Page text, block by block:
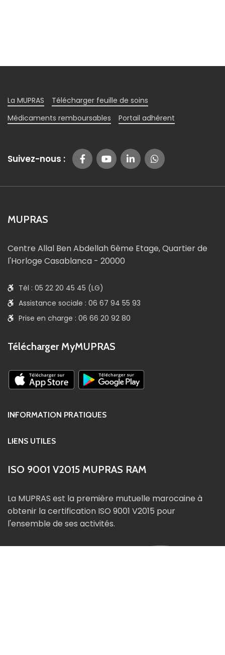
La MUPRAS
Télécharger feuille de soins
Médicaments remboursables
Portail adhérent
Suivez-nous :
MUPRAS
Centre Allal Ben Abdellah 6ème Etage, Quartier de
l'Horloge Casablanca - 20000
Tél : 05 22 20 45 45 (LG)
Assistance sociale : 06 67 94 55 93
Prise en charge : 06 66 20 92 80
Télécharger MyMUPRAS
INFORMATION PRATIQUES
LIENS UTILES
ISO 9001 V2015 MUPRAS RAM
La MUPRAS est la première mutuelle marocaine à
obtenir la certification ISO 9001 V2015 pour
l'ensemble de ses activités.